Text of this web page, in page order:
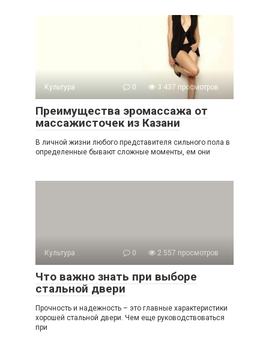
Культура 0 3 437 просмотров
Преимущества эромассажа от
массажисточек из Казани
В личной жизни любого представителя сильного пола в
определенные бывают сложные моменты, ем они
Культура 0 2 557 просмотров
Что важно знать при выборе
стальной двери
Прочность и надежность – это главные характеристики
хорошей стальной двери. Чем еще руководствоваться
при